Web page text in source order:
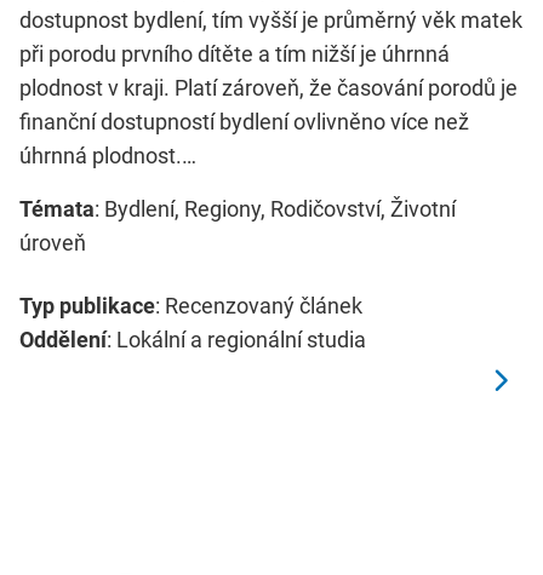
dostupnost bydlení, tím vyšší je průměrný věk matek
při porodu prvního dítěte a tím nižší je úhrnná
plodnost v kraji. Platí zároveň, že časování porodů je
finanční dostupností bydlení ovlivněno více než
úhrnná plodnost.…
Témata: Bydlení, Regiony, Rodičovství, Životní
úroveň
Typ publikace: Recenzovaný článek
Oddělení: Lokální a regionální studia